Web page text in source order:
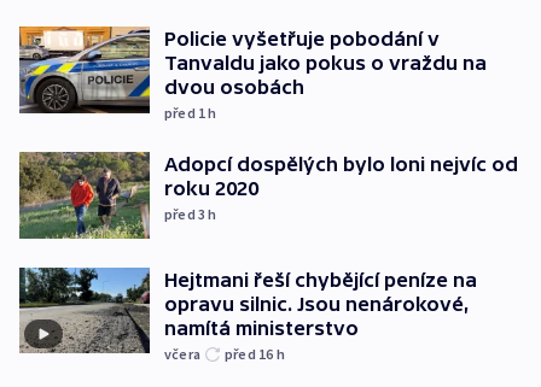
Policie vyšetřuje pobodání v
Tanvaldu jako pokus o vraždu na
dvou osobách
před 1h
Adopcí dospělých bylo loni nejvíc od
roku 2020
před 3h
Hejtmani řeší chybějící peníze na
opravu silnic. Jsou nenárokové,
namítá ministerstvo
včera před 16 h